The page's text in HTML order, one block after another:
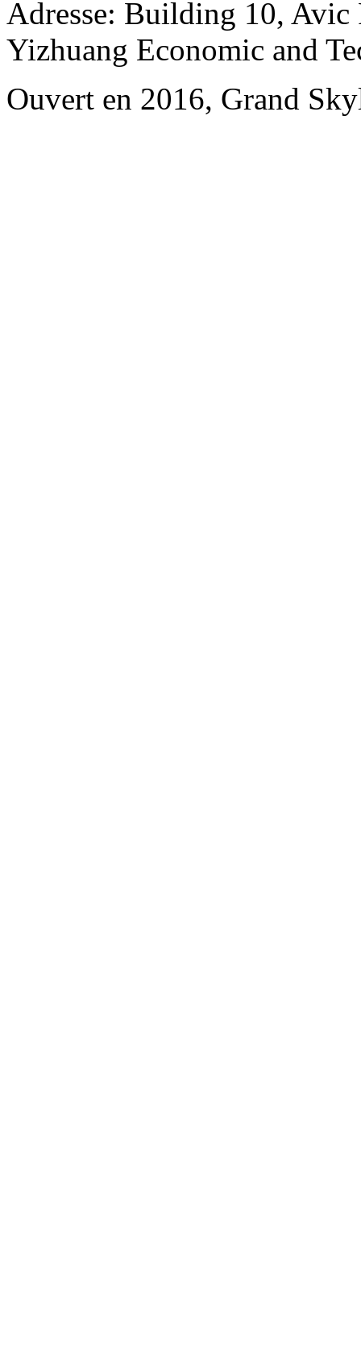
Adresse: Building 10, Avic
Yizhuang Economic and
Ouvert en 2016, Grand